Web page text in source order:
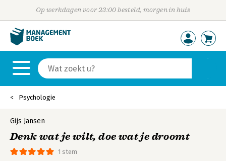
Op werkdagen voor 23:00 besteld, morgen in huis
Psychologie
1 stem
Gijs Jansen
Denk wat je wilt, doe wat je droomt